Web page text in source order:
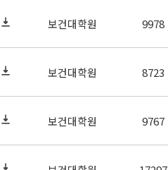
보건대학원 9978
보건대학원 8723
보건대학원 9767